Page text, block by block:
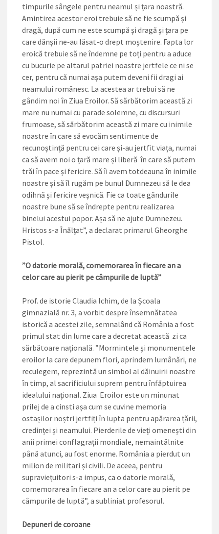
timpurile sângele pentru neamul și țara noastră.
Amintirea acestor eroi trebuie să ne fie scumpă și
dragă, după cum ne este scumpă și dragă și țara pe
care dânșii ne-au lăsat-o drept moștenire. Fapta lor
eroică trebuie să ne îndemne pe toți pentru a aduce
cu bucurie pe altarul patriei noastre jertfele ce ni se
cer, pentru că numai așa putem deveni fii dragi ai
neamului românesc. La acestea ar trebui să ne
gândim noi în Ziua Eroilor. Să sărbătorim această zi
mare nu numai cu parade solemne, cu discursuri
frumoase, să sărbătorim această zi mare cu inimile
noastre în care să evocăm sentimente de
recunoștință pentru cei care și-au jertfit viața, ­numai
ca să avem noi o țară mare și liberă în care să putem
trăi în pace și fericire. Să îi avem totdeauna în inimile
noastre și să îl rugăm pe bunul Dumnezeu să le dea
odihnă și fericire veșnică. Fie ca toate gândurile
noastre bune să se îndrepte pentru realizarea
binelui acestui popor. Așa să ne ajute Dumnezeu.
Hristos s-a Înălțat”, a declarat primarul Gheorghe
Pistol.
”O datorie morală, comemorarea în fiecare an a
celor care au pierit pe câmpurile de luptă”
Prof. de istorie Claudia Ichim, de la Școala
gimnazială nr. 3, a vorbit despre însemnătatea
istorică a acestei zile, semnalând că România a fost
primul stat din lume care a decretat această zi ca
sărbătoare națională. ”Mormintele și monumentele
eroilor la care depunem flori, aprindem lumânări, ne
reculegem, reprezintă un simbol al dăinuirii noastre
în timp, al sacrificiului suprem pentru înfăptuirea
idealului național. Ziua Eroilor este un minunat
prilej de a cinsti așa cum se cuvine memoria
ostașilor noștri jertfiți în lupta pentru apărarea țării,
credinței și neamului. Pierderile de vieți omenești din
anii primei conflagrații mondiale, nemaintâlnite
până atunci, au fost enorme. România a pierdut un
milion de militari și civili. De aceea, pentru
supraviețuitori s-a impus, ca o datorie morală,
comemorarea în fiecare an a celor care au pierit pe
câmpurile de luptă”, a subliniat profesorul.
Depuneri de coroane